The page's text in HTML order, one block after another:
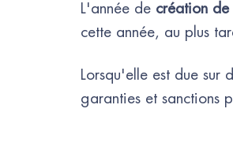
L'année de création de
cette année, au plus
Lorsqu'elle est due sur
garanties et sanctions